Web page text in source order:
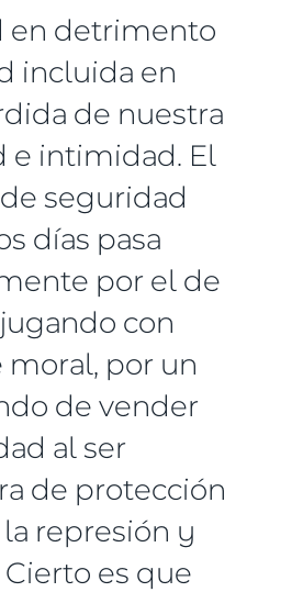
en detrimento
incluida en
de nuestra
e intimidad. El
seguridad
días pasa
por el de
con
por un
de vender
al ser
de protección
represión y
es que